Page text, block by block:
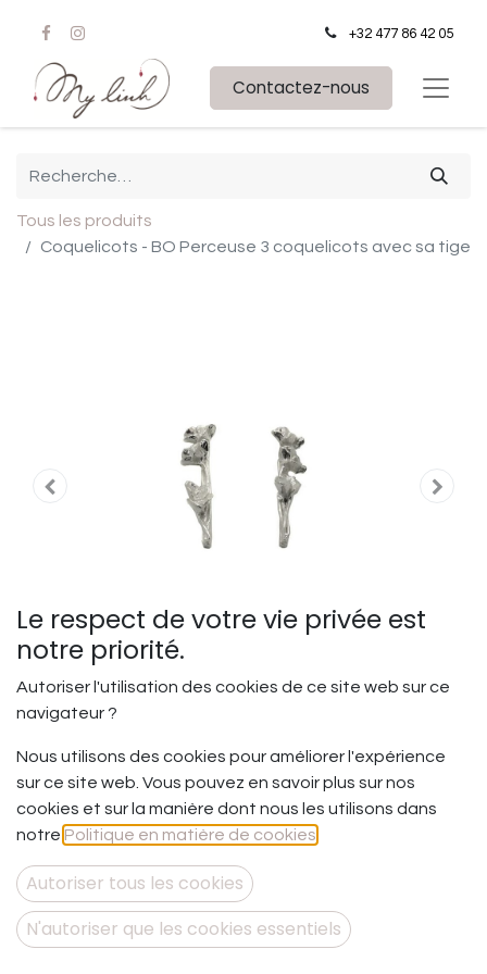
+32 477 86 42 05
Contactez-nous
Tous les produits
Coquelicots - BO Perceuse 3 coquelicots avec sa tige
Coquelicots - BO Perceuse 3
coquelicots avec sa tige
Gentil coq’licot Mesdames Gentil coq’licot nouveau
Vous fragile … ? Vous apparaissez là où ne vous attend
pas. Gaie, lumineuse, vive … Vous vous laissez balancer
au gré du vent grâce à votre force et votre spontanéité
de tous les instants.
Le respect de votre vie privée est
notre priorité.
Autoriser l'utilisation des cookies de ce site web sur ce
navigateur ?
Nous utilisons des cookies pour améliorer l'expérience
sur ce site web. Vous pouvez en savoir plus sur nos
cookies et sur la manière dont nous les utilisons dans
notre Politique en matière de cookies
Autoriser tous les cookies
N'autoriser que les cookies essentiels